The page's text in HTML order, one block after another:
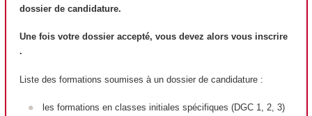
dossier de candidature.
Une fois votre dossier accepté, vous devez alors vous inscrire
.
Liste des formations soumises à un dossier de candidature :
les formations en classes initiales spécifiques (DGC 1, 2, 3)